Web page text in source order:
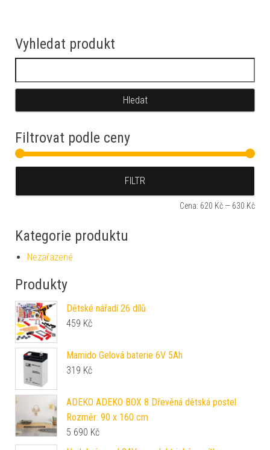
Vyhledat produkt
Filtrovat podle ceny
FILTR
Cena: 620 Kč — 630 Kč
Kategorie produktu
Nezařazené
Produkty
Dětské nářadí 26 dílů
459 Kč
Mamido Gelová baterie 6V 5Ah
319 Kč
ADEKO ADEKO BOX 8 Dřevěná dětská postel
Rozměr: 90 x 160 cm
5 690 Kč